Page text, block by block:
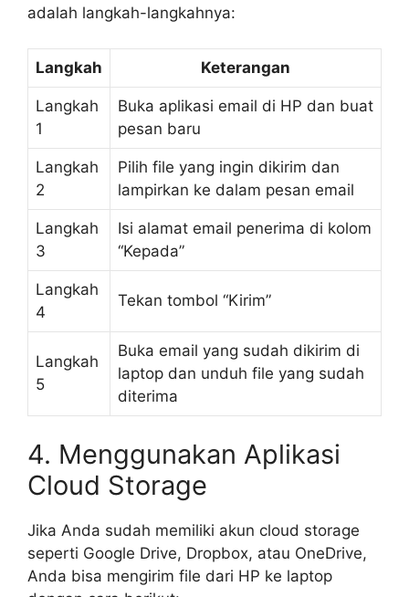
adalah langkah-langkahnya:
Langkah Keterangan
Langkah
1
Buka aplikasi email di HP dan buat
pesan baru
Langkah
2
Pilih file yang ingin dikirim dan
lampirkan ke dalam pesan email
Langkah
3
Isi alamat email penerima di kolom
“Kepada”
Langkah
4
Tekan tombol “Kirim”
Langkah
5
Buka email yang sudah dikirim di
laptop dan unduh file yang sudah
diterima
4. Menggunakan Aplikasi
Cloud Storage
Jika Anda sudah memiliki akun cloud storage
seperti Google Drive, Dropbox, atau OneDrive,
Anda bisa mengirim file dari HP ke laptop